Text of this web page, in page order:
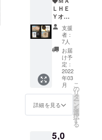
クセサ
リー ※
オプ
ション
から、
ピア
ス・イ
ヤリン
グをお
選びく
ださ
い。 ※
画像は
文「リ
ＬＨＥ
Ｙオー
ナーか
らのス
ペシャ
ルサン
クスレ
ター ※
画像は
イメー
ジで
す。 ◆
ＭＡＬ
ＨＥＹ
ヒー 5
支援
者：
7人
お届
け予
定：
2022
年03
月
詳細を見る
こ
の
リ
タ
ー
ン
を
選
択
す
る
5,0